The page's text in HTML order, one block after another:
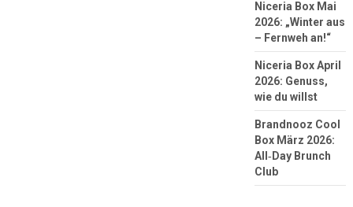
Niceria Box Mai
2026: „Winter aus
– Fernweh an!“
Niceria Box April
2026: Genuss,
wie du willst
Brandnooz Cool
Box März 2026:
All‑Day Brunch
Club